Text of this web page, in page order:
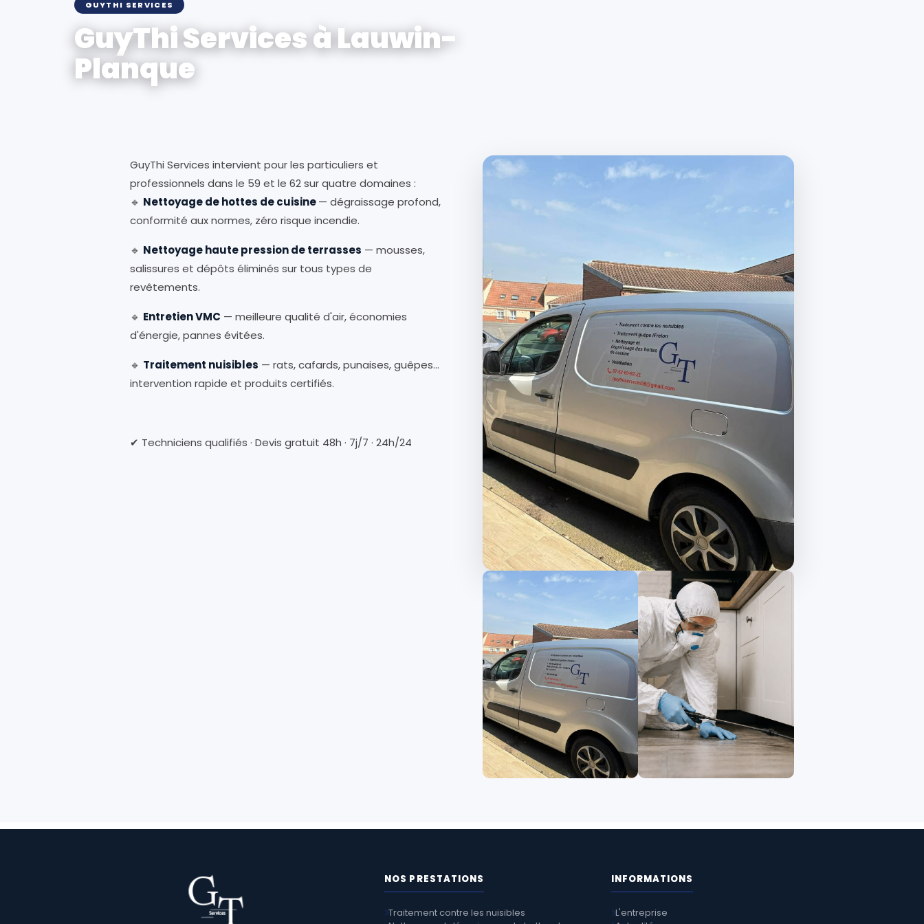
GUYTHI SERVICES
GuyThi Services à Lauwin-
Planque
GuyThi Services intervient pour les particuliers et
professionnels dans le 59 et le 62 sur quatre domaines :
🔹 Nettoyage de hottes de cuisine— dégraissage profond,
conformité aux normes, zéro risque incendie.
🔹 Nettoyage haute pression de terrasses — mousses,
salissures et dépôts éliminés sur tous types de
revêtements.
🔹 Entretien VMC — meilleure qualité d'air, économies
d'énergie, pannes évitées.
🔹 Traitement nuisibles — rats, cafards, punaises, guêpes…
intervention rapide et produits certifiés.
✔ Techniciens qualifiés · Devis gratuit 48h · 7j/7 · 24h/24
NOS PRESTATIONS
Traitement contre les nuisibles
INFORMATIONS
L'entreprise